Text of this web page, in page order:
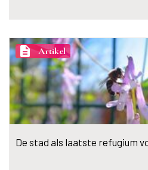
description Artikel
De stad als laatste refugium